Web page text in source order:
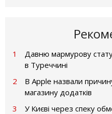
1
Давню мармурову
в Туреччині
2
В Apple назвали
магазину додатків
3
У Києві через спеку